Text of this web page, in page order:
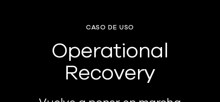
CASO DE USO
Operational
Recovery